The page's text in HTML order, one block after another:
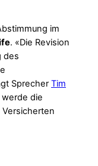
im
. «Die Revision
des
Sprecher Tim
werde die